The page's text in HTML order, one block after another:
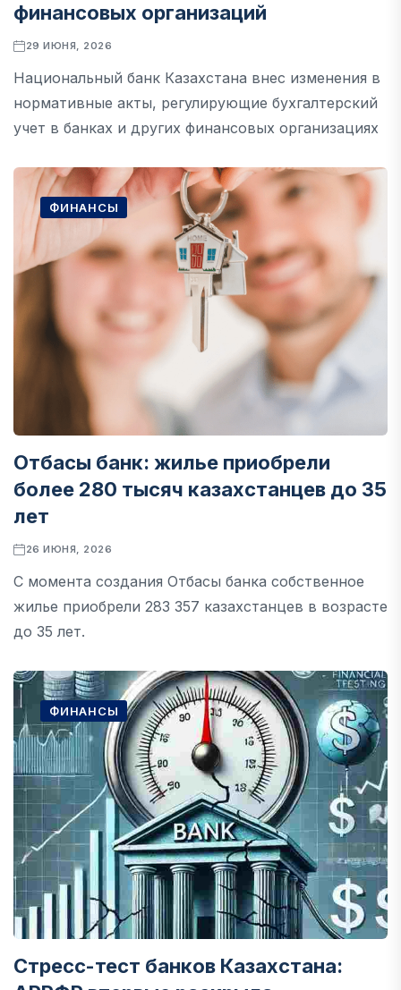
финансовых организаций
29 ИЮНЯ, 2026
Национальный банк Казахстана внес изменения в
нормативные акты, регулирующие бухгалтерский
учет в банках и других финансовых организациях
ФИНАНСЫ
Отбасы банк: жилье приобрели
более 280 тысяч казахстанцев до 35
лет
26 ИЮНЯ, 2026
С момента создания Отбасы банка собственное
жилье приобрели 283 357 казахстанцев в возрасте
до 35 лет.
ФИНАНСЫ
Стресс-тест банков Казахстана: